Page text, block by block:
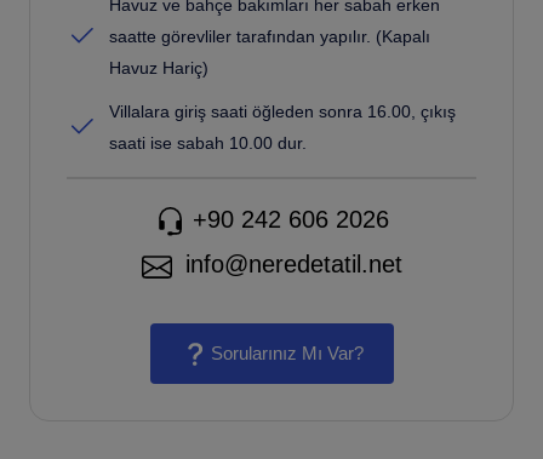
Havuz ve bahçe bakımları her sabah erken
saatte görevliler tarafından yapılır. (Kapalı
Havuz Hariç)
Villalara giriş saati öğleden sonra 16.00, çıkış
saati ise sabah 10.00 dur.
+90 242 606 2026
info@neredetatil.net
Sorularınız Mı Var?